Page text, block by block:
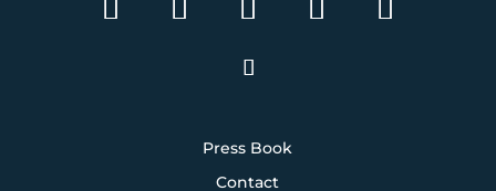
Press Book
Contact